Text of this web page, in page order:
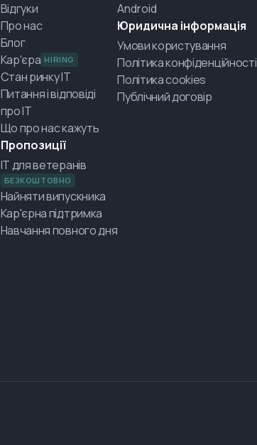
Відгуки
Про нас
Блог
Кар'єра HIRING
Стан ринку IT
Питання і відповіді
про IT
Що про нас кажуть
Пропозиції
IT для ветеранів
БЕЗКОШТОВНО
Найняти випускника
Кар'єрна підтримка
Навчання повного дня
Android
Юридична інформація
Умови користування
Політика конфіденційності
Політика cookies
Публічний договір